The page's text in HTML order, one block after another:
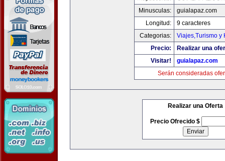
Minusculas:
guialapaz.com
Longitud:
9 caracteres
Categorias:
Viajes,Turismo y
Precio:
Realizar una
Visitar!
guialapaz.com
Serán consideradas
Realizar una Oferta
Precio Ofrecido $